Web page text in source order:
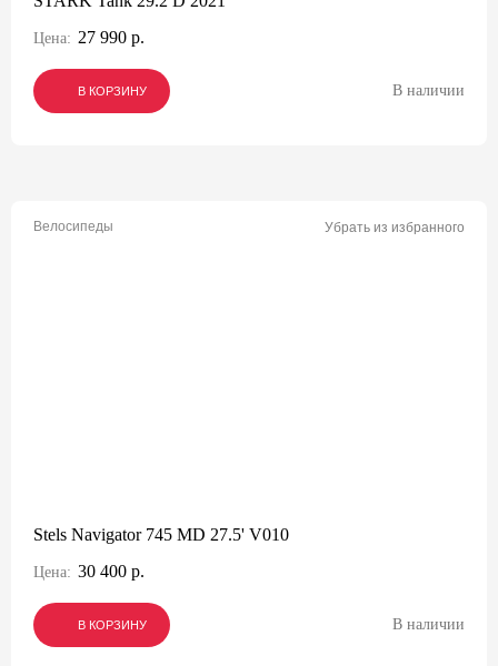
Цена: 27 990 р.
В КОРЗИНУ
В КОРЗИНУ
В КОРЗИНУ В наличии
Велосипеды Убрать из избранного
Stels Navigator 745 MD 27.5' V010
Цена: 30 400 р.
В КОРЗИНУ
В КОРЗИНУ
В КОРЗИНУ В наличии